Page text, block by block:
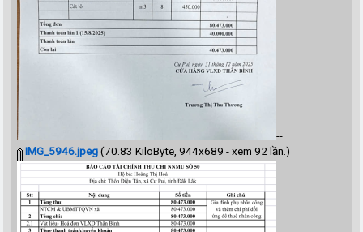
--
IMG_5946.jpeg(70.83 KiloByte, 944x689 - xem 92 lần.)